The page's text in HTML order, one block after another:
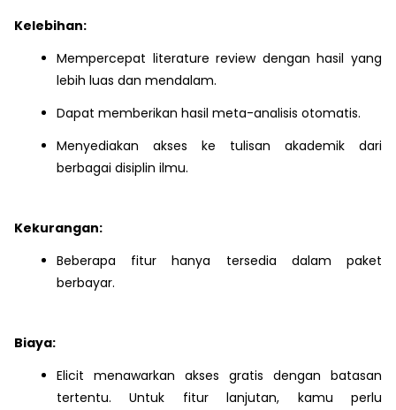
Kelebihan:
Mempercepat literature review dengan hasil yang
lebih luas dan mendalam.
Dapat memberikan hasil meta-analisis otomatis.
Menyediakan akses ke tulisan akademik dari
berbagai disiplin ilmu.
Kekurangan:
Beberapa fitur hanya tersedia dalam paket
berbayar.
Biaya:
Elicit menawarkan akses gratis dengan batasan
tertentu. Untuk fitur lanjutan, kamu perlu